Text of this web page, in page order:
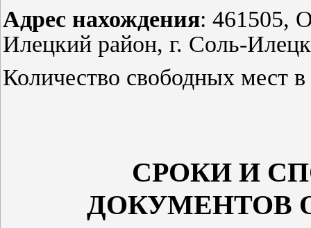
Адрес нахождения: 461505,
Илецкий район, г. Соль-
Количество свободных мест
СРОКИ И
ДОКУМЕНТОВ